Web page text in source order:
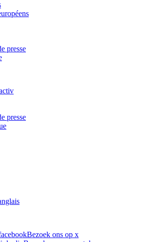
presse
presse
Bezoek ons op x